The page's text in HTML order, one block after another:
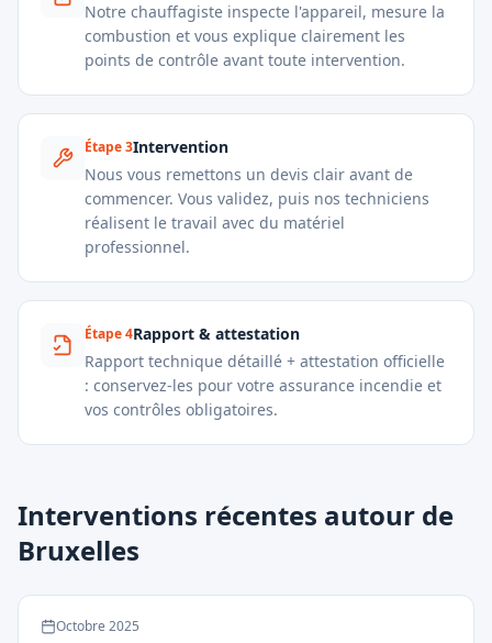
Notre chauffagiste inspecte l'appareil, mesure la
combustion et vous explique clairement les
points de contrôle avant toute intervention.
Étape3Intervention
Nous vous remettons un devis clair avant de
commencer. Vous validez, puis nos techniciens
réalisent le travail avec du matériel
professionnel.
Étape4Rapport & attestation
Rapport technique détaillé + attestation officielle
: conservez-les pour votre assurance incendie et
vos contrôles obligatoires.
Interventions récentes autour de
Bruxelles
Octobre 2025